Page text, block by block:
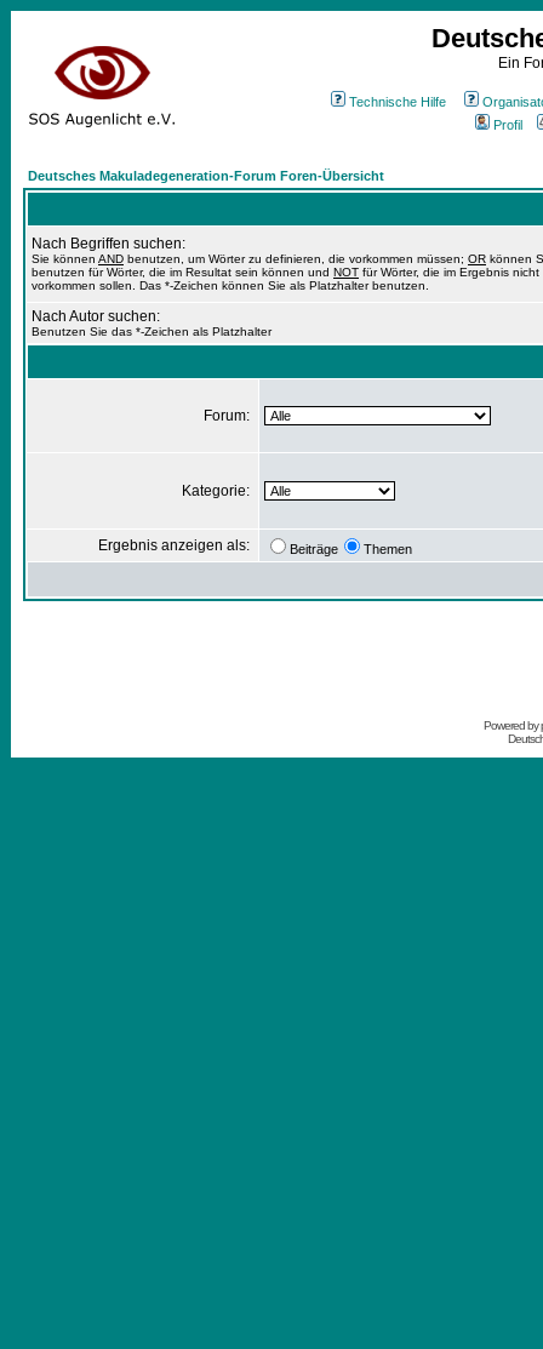
Ein
Technische Hilfe
Profil
Deutsches Makuladegeneration-Forum Foren-Übersicht
Nach Begriffen suchen:
Sie können AND benutzen, um Wörter zu definieren, die vorkommen müssen; OR können
benutzen für Wörter, die im Resultat sein können und NOT für Wörter, die im Ergebnis nicht
vorkommen sollen. Das *-Zeichen können Sie als Platzhalter benutzen.
Nach Autor suchen:
Benutzen Sie das *-Zeichen als Platzhalter
Forum:
Kategorie:
Ergebnis anzeigen als: Beiträge Themen
Powered by